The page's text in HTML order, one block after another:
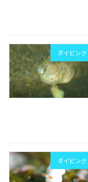
ダイビング
ダイビング